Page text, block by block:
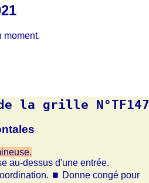
moment.
la grille N°TF147
au-dessus d'une entrée.
⏹ Donne congé pour